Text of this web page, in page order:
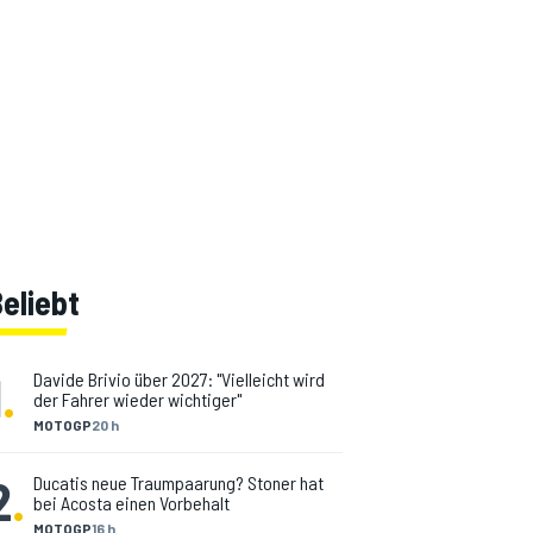
. MOTOGP20 h
Davide Brivio über 2027: "Vielleicht wird
der Fahrer wieder wichtiger"
. MOTOGP16 h
Ducatis neue Traumpaarung? Stoner hat
bei Acosta einen Vorbehalt